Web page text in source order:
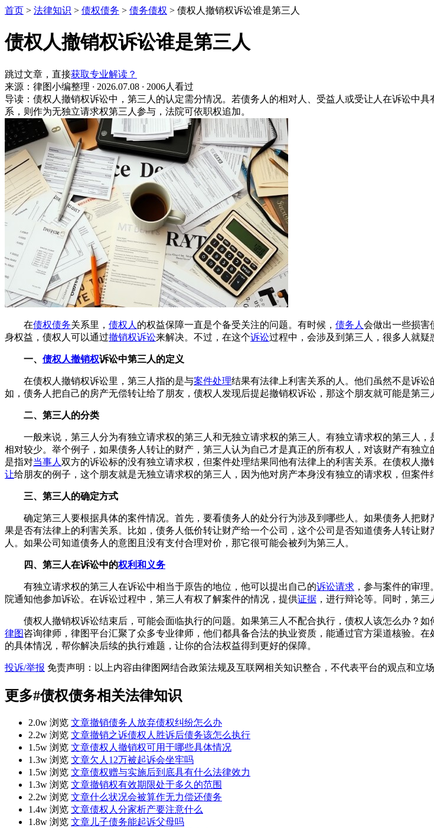
首页 > 法律知识 > 债权债务 > 债务债权 > 债权人撤销权诉讼谁是第三人
债权人撤销权诉讼谁是第三人
跳过文章，直接获取专业解读？
来源：律图小编整理 · 2026.07.08 · 2006人看过
导读：债权人撤销权诉讼中，第三人的认定需分情况。若债务人的相对人、受益人或受让人在诉讼中
系，则作为无独立请求权第三人参与，法院可依职权追加。
在债权债务关系里， 债权人 的权益保障一直是个备受关注的问题。有时候， 债务人 会做出一些损害
身权益，债权人可以通过撤销权诉讼来解决。不过，在这个诉讼过程中，会涉及到第三人，很多人就疑
一、 债权人撤销权诉讼中第三人的定义
在债权人撤销权诉讼里，第三人指的是与案件处理结果有法律上利害关系的人。他们虽然不是诉
如，债务人把自己的房产无偿转让给了朋友，债权人发现后提起撤销权诉讼，那这个朋友就可能是第
二、第三人的分类
一般来说，第三人分为有独立请求权的第三人和无独立请求权的第三人。有独立请求权的第三人
相对较少。举个例子，如果债务人转让的财产，第三人认为自己才是真正的所有权人，对该财产有独
是指对当事人 双方的诉讼标的没有独立请求权，但案件处理结果同他有法律上的利害关系。在债权人
让给朋友的例子，这个朋友就是无独立请求权的第三人，因为他对房产本身没有独立的请求权，但案件
三、第三人的确定方式
确定第三人要根据具体的案件情况。首先，要看债务人的处分行为涉及到哪些人。如果债务人把财
果是否有法律上的利害关系。比如，债务人低价转让财产给一个公司，这个公司是否知道债务人转让财
人。如果公司知道债务人的意图且没有支付合理对价，那它很可能会被列为第三人。
四、第三人在诉讼中的权利和义务
有独立请求权的第三人在诉讼中相当于原告的地位，他可以提出自己的诉讼请求 ，参与案件的审
院通知他参加诉讼。在诉讼过程中，第三人有权了解案件的情况，提供证据 ，进行辩论等。同时，第
债权人撤销权诉讼结束后，可能会面临执行的问题。如果第三人不配合执行，债权人该怎么办？
律图咨询律师，律图平台汇聚了众多专业律师，他们都具备合法的执业资质，能通过官方渠道核验。在
的具体情况，帮你解决后续的执行难题，让你的合法权益得到更好的保障。
投诉/举报 免责声明：以上内容由律图网结合政策法规及互联网相关知识整合，不代表平台的观点和立
更多#债权债务相关法律知识
2.0w 浏览 文章撤销债务人放弃债权纠纷怎么办
2.2w 浏览 文章撤销之诉债权人胜诉后债务该怎么执行
1.5w 浏览 文章债权人撤销权可用于哪些具体情况
1.3w 浏览 文章欠人12万被起诉会坐牢吗
1.5w 浏览 文章债权赠与实施后到底具有什么法律效力
1.3w 浏览 文章撤销权有效期限处于多久的范围
2.2w 浏览 文章什么状况会被算作无力偿还债务
1.4w 浏览 文章债权人分家析产要注意什么
1.8w 浏览 文章 儿子债务能起诉父母吗